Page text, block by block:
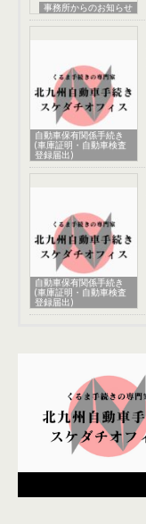
事務所からのお知らせ
自動車保有関係手続き
(車庫証明・自動車検査
登録届出)
自動車保有関係手続き
(車庫証明・自動車検査
登録届出)